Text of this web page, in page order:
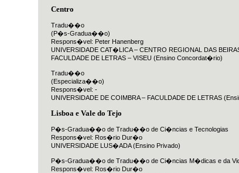
Centro
Tradu��o
(P�s-Gradua��o)
Respons�vel: Peter Hanenberg
UNIVERSIDADE CAT�LICA – CENTRO REGIONAL DAS
FACULDADE DE LETRAS – VISEU (Ensino Concordat�rio)
Tradu��o
(Especializa��o)
Respons�vel: -
UNIVERSIDADE DE COIMBRA – FACULDADE DE LETRAS
Lisboa e Vale do Tejo
P�s-Gradua��o de Tradu��o de Ci�ncias e Tecnologias
Respons�vel: Ros�rio Dur�o
UNIVERSIDADE LUS�ADA (Ensino Privado)
P�s-Gradua��o de Tradu��o de Ci�ncias M�dicas e da
Respons�vel: Ros�rio Dur�o